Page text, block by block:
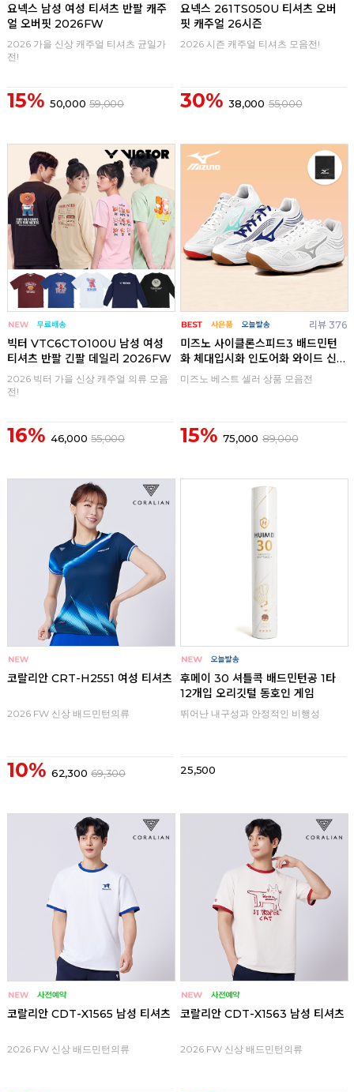
요넥스 남성 여성 티셔츠 반팔 캐주
얼 오버핏 2026FW
2026 가을 신상 캐주얼 티셔츠 균일가
전!
15% 50,000 59,000
요넥스 261TS050U 티셔츠 오버
핏 캐주얼 26시즌
2026 시즌 캐주얼 티셔츠 모음전!
30% 38,000 55,000
빅터 VTC6CTO100U 남성 여성
티셔츠 반팔 긴팔 데일리 2026FW
2026 빅터 가을 신상 캐주얼 의류 모음
전!
16% 46,000 55,000
리뷰 376
미즈노 사이클론스피드3 배드민턴
화 체대입시화 인도어화 와이드 신
발
미즈노 베스트 셀러 상품 모음전
15% 75,000 89,000
코랄리안 CRT-H2551 여성 티셔츠
2026 FW 신상 배드민턴의류
10% 62,300 69,300
후메이 30 셔틀콕 배드민턴공 1타
12개입 오리깃털 동호인 게임
뛰어난 내구성과 안정적인 비행성
25,500
코랄리안 CDT-X1565 남성 티셔츠
2026 FW 신상 배드민턴의류
코랄리안 CDT-X1563 남성 티셔츠
2026 FW 신상 배드민턴의류